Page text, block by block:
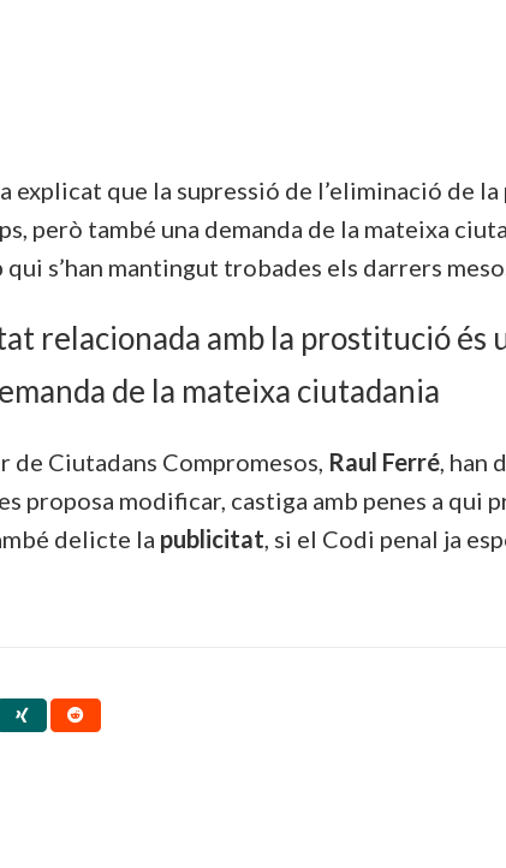
explicat que la supressió de l’eliminació de
però també una demanda de la mateixa
qui s’han mantingut trobades els darrers
relacionada amb la prostitució
de la mateixa ciutadania
Ciutadans Compromesos, Raul Ferré, han
proposa modificar, castiga amb penes a
delicte la publicitat, si el Codi penal ja